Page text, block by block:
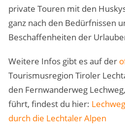
private Touren mit den
ganz nach den Bedürfnissen
Beschaffenheiten der
Weitere Infos gibt es auf der
Tourismusregion Tiroler
den Fernwanderweg
führt, findest du hier:
durch die Lechtaler Alpen